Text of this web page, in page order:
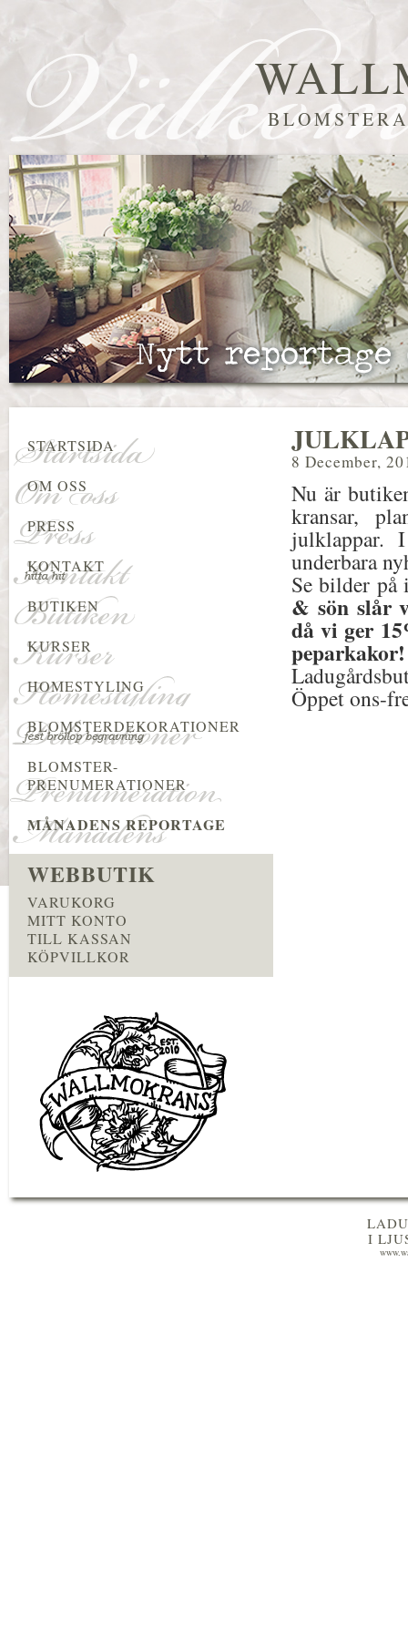
8 December,
Nu är
kransar,
julklappar.
underbara
Se bilder på
& sön slår
då vi ger
peparkakor!
Öppet ons-
STARTSIDA
OM OSS
PRESS
KONTAKT
BUTIKEN
KURSER
HOMESTYLING
BLOMSTERDEKORATIONER
BLOMSTER-
PRENUMERATIONER
MÅNADENS REPORTAGE
WEBBUTIK
VARUKORG
MITT KONTO
TILL KASSAN
KÖPVILLKOR
I